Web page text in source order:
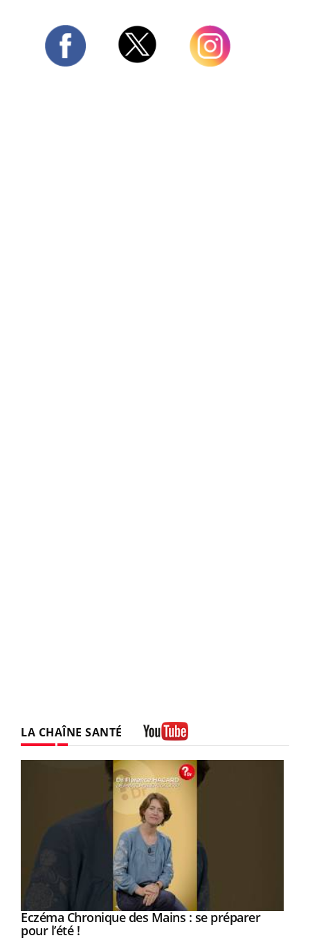
LA CHAÎNE SANTÉ
Youtube
Eczéma Chronique des Mains : se préparer
pour l’été !Youtube